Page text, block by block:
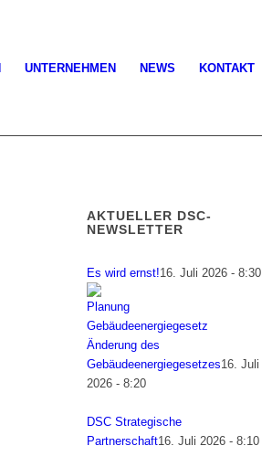
UNTERNEHMEN NEWS KONTAKT
AKTUELLER DSC-
NEWSLETTER
Es wird ernst!16. Juli 2026 - 8:30
Änderung des
Gebäudeenergiegesetzes16. Juli
2026 - 8:20
DSC Strategische
Partnerschaft16. Juli 2026 - 8:10